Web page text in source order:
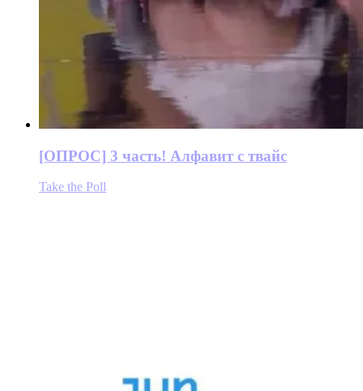
[ОПРОС] 3 часть! Алфавит с твайс
Take the Poll